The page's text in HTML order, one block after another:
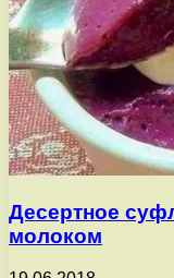
Десертное
молоком